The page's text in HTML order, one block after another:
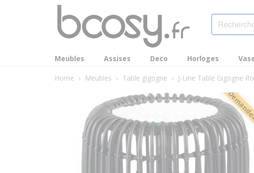
Meubles Assises Deco Horloges
Home › Meubles › Table gigogne › J-Line Table Gigogne